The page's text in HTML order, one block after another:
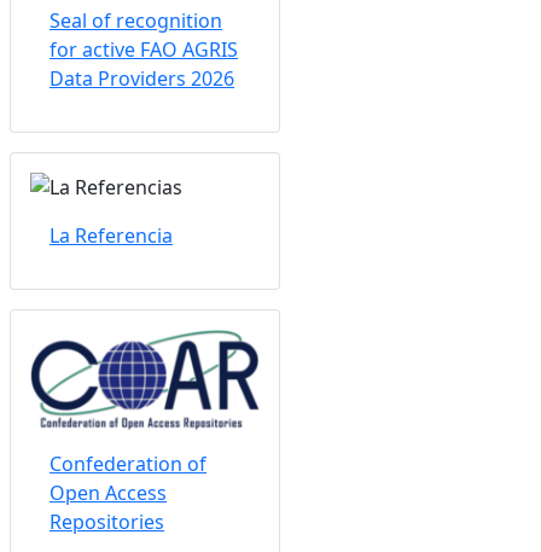
Seal of recognition
for active FAO AGRIS
Data Providers 2026
La Referencia
Confederation of
Open Access
Repositories